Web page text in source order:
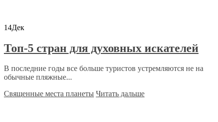
14Дек
Топ-5 стран для духовных искателей
В последние годы все больше туристов устремляются не на
обычные пляжные...
Священные места планеты Читать дальше